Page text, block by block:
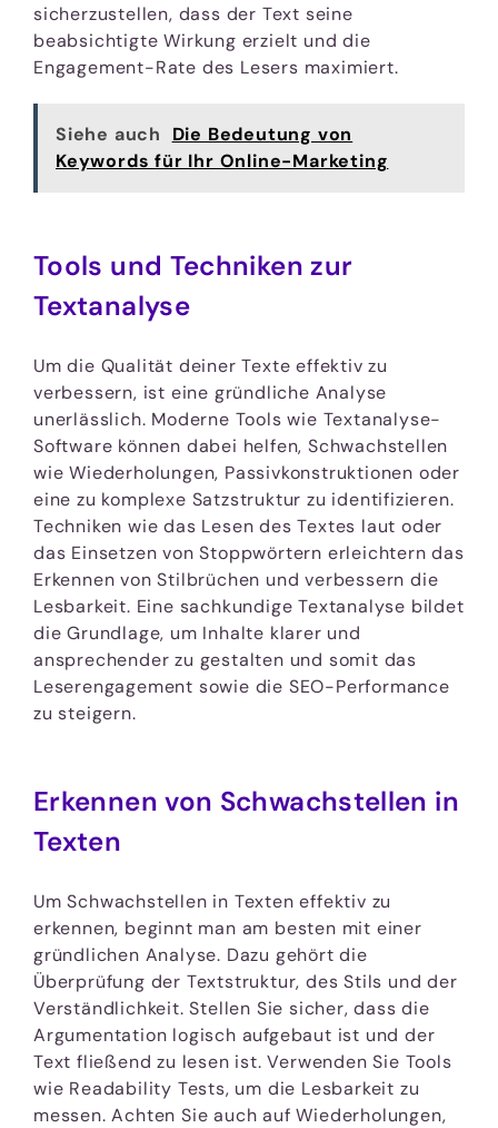
sicherzustellen, dass der Text seine
beabsichtigte Wirkung erzielt und die
Engagement-Rate des Lesers maximiert.
Siehe auch
Die Bedeutung von
Keywords für Ihr Online-Marketing
Tools und Techniken zur
Textanalyse
Um die Qualität deiner Texte effektiv zu
verbessern, ist eine gründliche Analyse
unerlässlich. Moderne Tools wie Textanalyse-
Software können dabei helfen, Schwachstellen
wie Wiederholungen, Passivkonstruktionen oder
eine zu komplexe Satzstruktur zu identifizieren.
Techniken wie das Lesen des Textes laut oder
das Einsetzen von Stoppwörtern erleichtern das
Erkennen von Stilbrüchen und verbessern die
Lesbarkeit. Eine sachkundige Textanalyse bildet
die Grundlage, um Inhalte klarer und
ansprechender zu gestalten und somit das
Leserengagement sowie die SEO-Performance
zu steigern.
Erkennen von Schwachstellen in
Texten
Um Schwachstellen in Texten effektiv zu
erkennen, beginnt man am besten mit einer
gründlichen Analyse. Dazu gehört die
Überprüfung der Textstruktur, des Stils und der
Verständlichkeit. Stellen Sie sicher, dass die
Argumentation logisch aufgebaut ist und der
Text fließend zu lesen ist. Verwenden Sie Tools
wie Readability Tests, um die Lesbarkeit zu
messen. Achten Sie auch auf Wiederholungen,